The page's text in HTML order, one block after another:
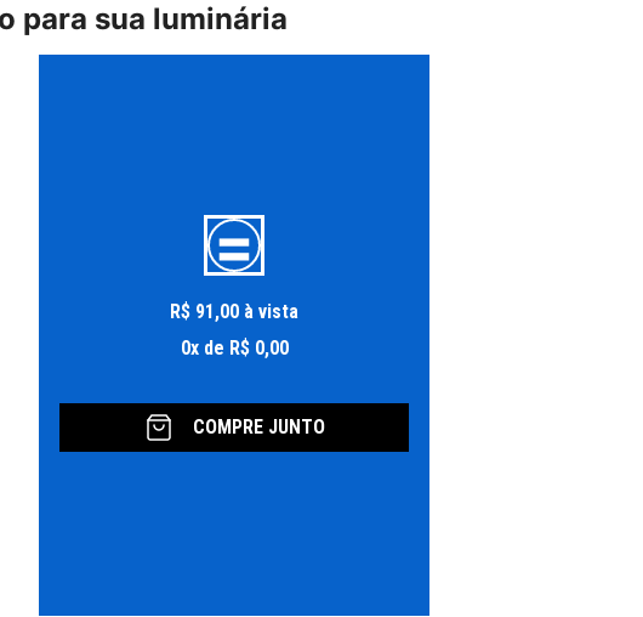
para sua luminária
R$ 91,00 à vista
0x de R$ 0,00
COMPRE JUNTO